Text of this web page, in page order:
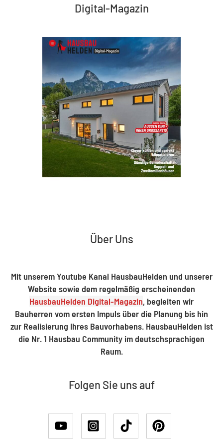
Digital-Magazin
Über Uns
Mit unserem Youtube Kanal HausbauHelden und unserer
Website sowie dem regelmäßig erscheinenden
HausbauHelden Digital-Magazin, begleiten wir
Bauherren vom ersten Impuls über die Planung bis hin
zur Realisierung Ihres Bauvorhabens. HausbauHelden ist
die Nr. 1 Hausbau Community im deutschsprachigen
Raum.
Folgen Sie uns auf